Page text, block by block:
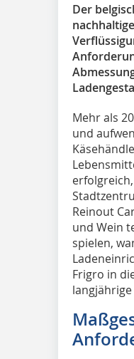
Der
Mehr als
und
Reinout
und Wein
spielen,
Frigro in